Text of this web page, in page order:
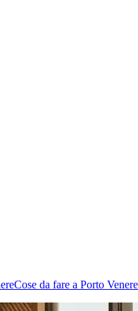
Cose da fare a Porto Venere